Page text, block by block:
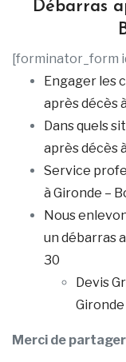
Débarras
[forminator_form
Engager les
après décès
Dans quels
après décès
Service
à Gironde –
Nous
un débarras
30
Devis
Gironde
Merci de partager